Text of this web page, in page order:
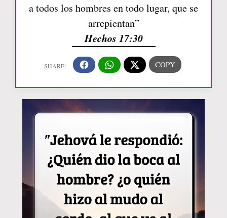
a todos los hombres en todo lugar, que se
arrepientan”
Hechos 17:30